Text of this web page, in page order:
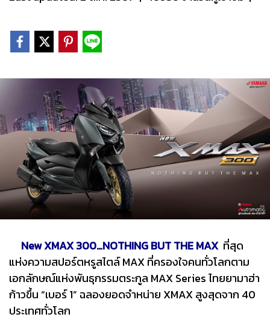
New XMAX 300…NOTHING BUT THE MAXที่สุด
แห่งความสปอร์ตหรูสไตล์ MAX ที่ครองใจคนทั่วโลกตาม
เอกลักษณ์แห่งพันธุกรรมตระกูล MAX Series ไทยยามาฮ่า
ก้าวขึ้น “เบอร์ 1” ฉลองยอดจำหน่าย XMAX สูงสุดจาก 40
ประเทศทั่วโลก